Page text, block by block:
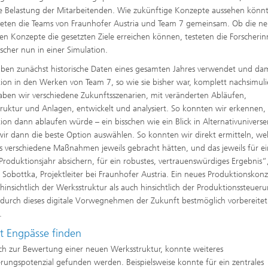
Belastung der Mitarbeitenden. Wie zukünftige Konzepte aussehen
die Teams von Fraunhofer Austria und Team 7 gemeinsam. Ob die
Konzepte die gesetzten Ziele erreichen können, testeten die
nun in einer Simulation.
zunächst historische Daten eines gesamten Jahres verwendet und
in den Werken von Team 7, so wie sie bisher war, komplett
wir verschiedene Zukunftsszenarien, mit veränderten Abläufen,
und Anlagen, entwickelt und analysiert. So konnten wir erkennen,
dann ablaufen würde – ein bisschen wie ein Blick in
dann die beste Option auswählen. So konnten wir direkt ermitteln,
verschiedene Maßnahmen jeweils gebracht hätten, und das jeweils für
absichern, für ein robustes, vertrauenswürdiges
Sobottka, Projektleiter bei Fraunhofer Austria. Ein neues
der Werksstruktur als auch hinsichtlich der
dieses digitale Vorwegnehmen der Zukunft bestmöglich vorbereitet
Engpässe finden
zur Bewertung einer neuen Werksstruktur, konnte weiteres
gefunden werden. Beispielsweise konnte für ein zentrales